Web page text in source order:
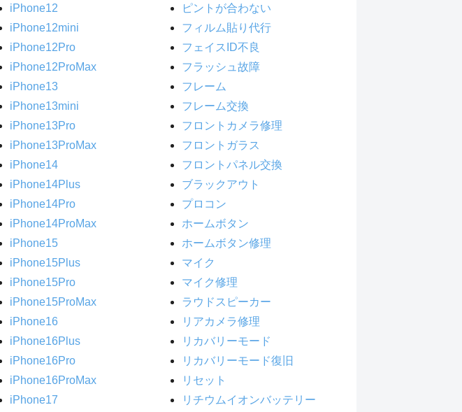
iPhone12
iPhone12mini
iPhone12Pro
iPhone12ProMax
iPhone13
iPhone13mini
iPhone13Pro
iPhone13ProMax
iPhone14
iPhone14Plus
iPhone14Pro
iPhone14ProMax
iPhone15
iPhone15Plus
iPhone15Pro
iPhone15ProMax
iPhone16
iPhone16Plus
iPhone16Pro
iPhone16ProMax
iPhone17
ピントが合わない
フィルム貼り代行
フェイスID不良
フラッシュ故障
フレーム
フレーム交換
フロントカメラ修理
フロントガラス
フロントパネル交換
ブラックアウト
プロコン
ホームボタン
ホームボタン修理
マイク
マイク修理
ラウドスピーカー
リアカメラ修理
リカバリーモード
リカバリーモード復旧
リセット
リチウムイオンバッテリー